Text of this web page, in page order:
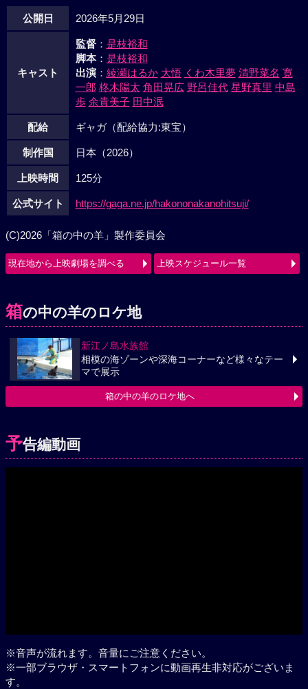
公開日 2026年5月29日
キャスト
監督：是枝裕和
脚本：是枝裕和
出演：綾瀬はるか 大悟 くわ木里夢 清野菜名 寛
一郎 柊木陽太 角田晃広 野呂佳代 星野真里 中島
歩 余貴美子 田中泯
配給 ギャガ（配給協力:東宝）
制作国 日本（2026）
上映時間 125分
公式サイト https://gaga.ne.jp/hakononakanohitsuji/
(C)2026「箱の中の羊」製作委員会
現在地から上映劇場を調べる 上映スケジュール一覧
箱の中の羊のロケ地
新江ノ島水族館
相模の海ゾーンや深海コーナーなど様々なテー
マで展示
箱の中の羊のロケ地へ
予告編動画
※音声が流れます。音量にご注意ください。
※一部ブラウザ・スマートフォンに動画再生非対応がございま
す。